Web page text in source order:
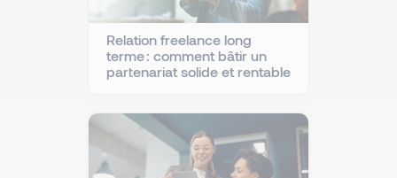
Relation freelance long
terme : comment bâtir un
partenariat solide et rentable